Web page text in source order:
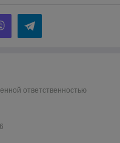
ответственностью